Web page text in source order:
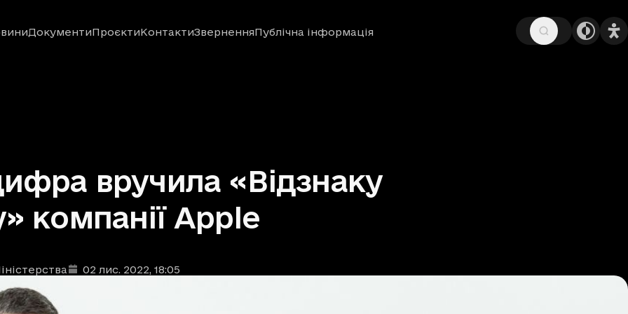
ДокументиПроєктиКонтактиЗверненняПублічна інформація
вручила «Відзнаку
компанії Apple
: 02 лис. 2022, 18:05